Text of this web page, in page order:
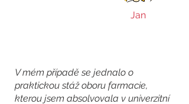
Jan
V mém případě se jednalo o
praktickou stáž oboru farmacie,
kterou jsem absolvovala v univerzitní